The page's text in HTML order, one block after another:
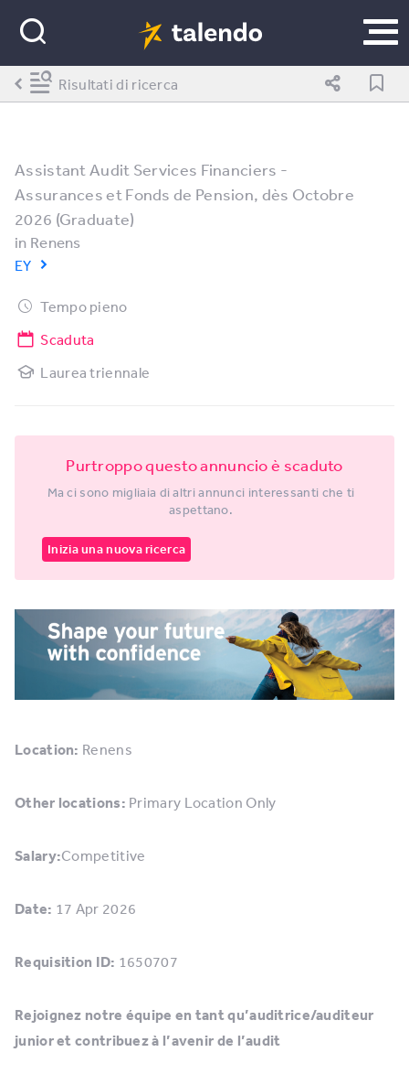
Assistant Audit Services Financiers -
Assurances et Fonds de Pension, dès Octobre
2026 (Graduate)
in Renens
EY
Tempo pieno
Scaduta
Laurea triennale
Purtroppo questo annuncio è scaduto
Ma ci sono migliaia di altri annunci interessanti che ti
aspettano.
Inizia una nuova ricerca
Location: Renens
Other locations: Primary Location Only
Salary:Competitive
Date: 17 Apr 2026
Requisition ID: 1650707
Rejoignez notre équipe en tant qu’auditrice/auditeur
junior et contribuez à l’avenir de l’audit
Risultati di ricerca